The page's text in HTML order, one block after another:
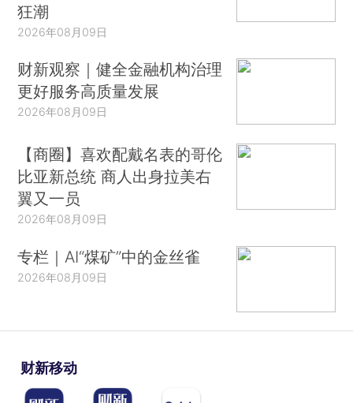
狂潮
2026年08月09日
财新观察｜健全金融机构治理
更好服务高质量发展
2026年08月09日
【商圈】喜欢配戴名表的哥伦
比亚新总统 商人出身拉美右
翼又一员
2026年08月09日
专栏｜AI“煤矿”中的金丝雀
2026年08月09日
财新移动